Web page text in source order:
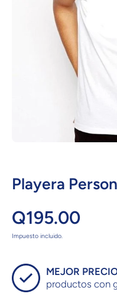
Playera
Q195.00
Impuesto incluido.
MEJOR
productos con